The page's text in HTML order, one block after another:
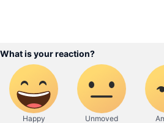
హోలీ ఆడుతున్నప్పుడు మీ ఫోన్
తీస్తున్నప్పుడు అందులో నీరు చేరినా
పాటు కరెంటు షాక్ కు గురయ్యే